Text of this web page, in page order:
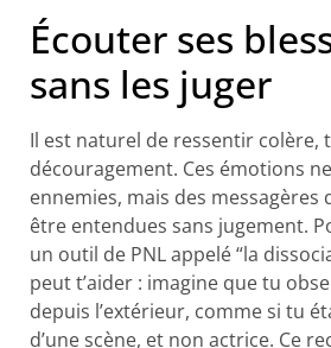
Écouter ses
sans les juger
Il est naturel de ressentir colère,
découragement. Ces émotions
ennemies, mais des messagères
être entendues sans jugement.
un outil de PNL appelé “la
peut t’aider : imagine que tu
depuis l’extérieur, comme si tu
d’une scène, et non actrice. Ce